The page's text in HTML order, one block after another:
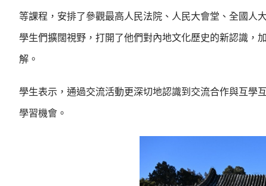
等課程，安排了參觀最高人民法院、人民大會堂、全國人
學生們擴闊視野，打開了他們對內地文化歷史的新認識，
解。
學生表示，通過交流活動更深切地認識到交流合作與互學
學習機會。